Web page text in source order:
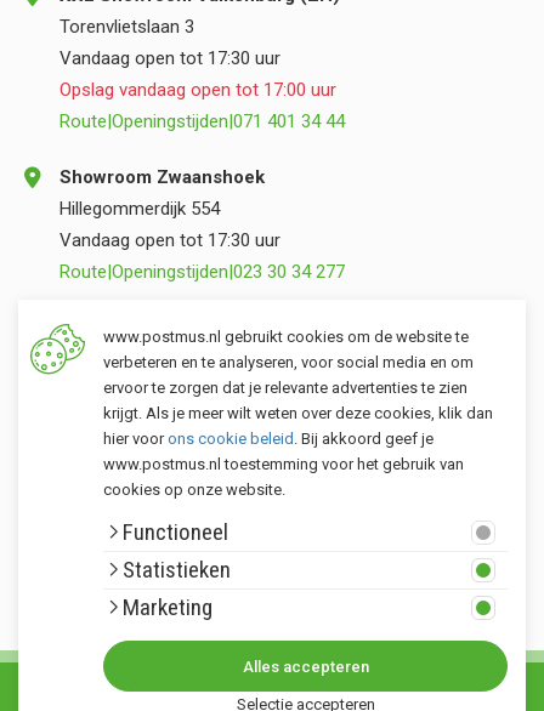
Klantenservice
Postmus merken
Torenvlietslaan 3
Vandaag open tot 17:30 uur
Opslag vandaag open tot 17:00 uur
Route|Openingstijden|071 401 34 44
Showroom Zwaanshoek
Hillegommerdijk 554
Vandaag open tot 17:30 uur
Route|Openingstijden|023 30 34 277
Opslag Valkenburg (ZH)
Torenvlietslaan 3
Vandaag open tot 17:00 uur
Route|Openingstijden |071 401 34 44
© Copyright 2026. Alle rechten voorbehouden Postmus.nl - Het buitenleven •
www.postmus.nl gebruikt cookies om de website te
verbeteren en te analyseren, voor social media en om
ervoor te zorgen dat je relevante advertenties te zien
krijgt. Als je meer wilt weten over deze cookies, klik dan
hier voorons cookie beleid . Bij akkoord geef je
www.postmus.nl toestemming voor het gebruik van
cookies op onze website.
Functioneel
Statistieken
Marketing
Selectie accepteren
Alles accepteren